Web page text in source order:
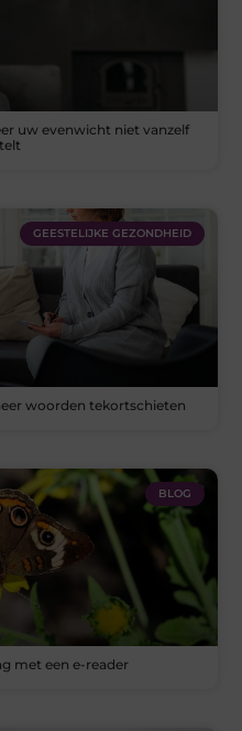
uw evenwicht niet vanzelf
GEESTELIJKE GEZONDHEID
woorden tekortschieten
BLOG
met een e-reader